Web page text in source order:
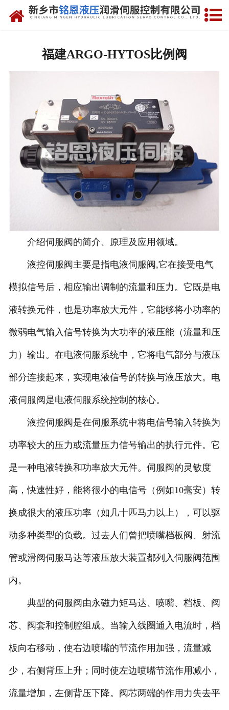
网站首页
福建vickers比例阀
- 福建ARGO-HYTOS比例阀
福建atos比例阀
福建进口伺服阀维修
- 福建力士乐伺服阀
福建EMG伺服阀
- 福建威格士伺服阀
- 福建schneider伺服阀
- 福建MTS伺服阀
福建比例阀维修
福建穆格伺服维修
福建柱塞泵维修
福建国产品牌伺服阀维修
福建ARGO-HYTOS比例阀
介绍伺服阀的简介、原理及应用领域。
液控伺服阀主要是指电液伺服阀,它在接受电气
模拟信号后，相应输出调制的流量和压力。它既是电
液转换元件，也是功率放大元件，它能够将小功率的
微弱电气输入信号转换为大功率的液压能（流量和压
力）输出。在电液伺服系统中，它将电气部分与液压
部分连接起来，实现电液信号的转换与液压放大。电
液伺服阀是电液伺服系统控制的核心。
液控伺服阀是在伺服系统中将电信号输入转换为
功率较大的压力或流量压力信号输出的执行元件。它
是一种电液转换和功率放大元件。伺服阀的灵敏度
高，快速性好，能将很小的电信号（例如10毫安）转
换成很大的液压功率（如几十匹马力以上），可以驱
动多种类型的负载。过去人们曾把喷嘴档板阀、射流
管或滑阀伺服马达等液压放大装置都列入伺服阀范围
内。
典型的伺服阀由永磁力矩马达、喷嘴、档板、阀
芯、阀套和控制腔组成。当输入线圈通入电流时，档
板向右移动，使右边喷嘴的节流作用加强，流量减
少，右侧背压上升；同时使左边喷嘴节流作用减小，
流量增加，左侧背压下降。阀芯两端的作用力失去平